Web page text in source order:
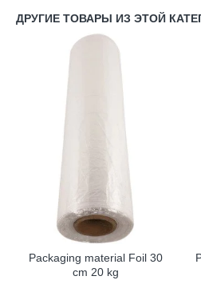
ДРУГИЕ ТОВАРЫ ИЗ ЭТОЙ
Packaging material Foil 30
cm 20 kg